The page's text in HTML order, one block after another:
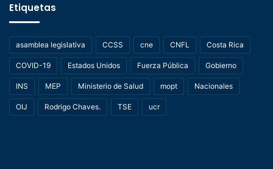
Etiquetas
asamblea legislativa CCSS cne CNFL Costa Rica
COVID-19 Estados Unidos Fuerza Pública Gobierno
INS MEP Ministerio de Salud mopt Nacionales
OIJ Rodrigo Chaves. TSE ucr